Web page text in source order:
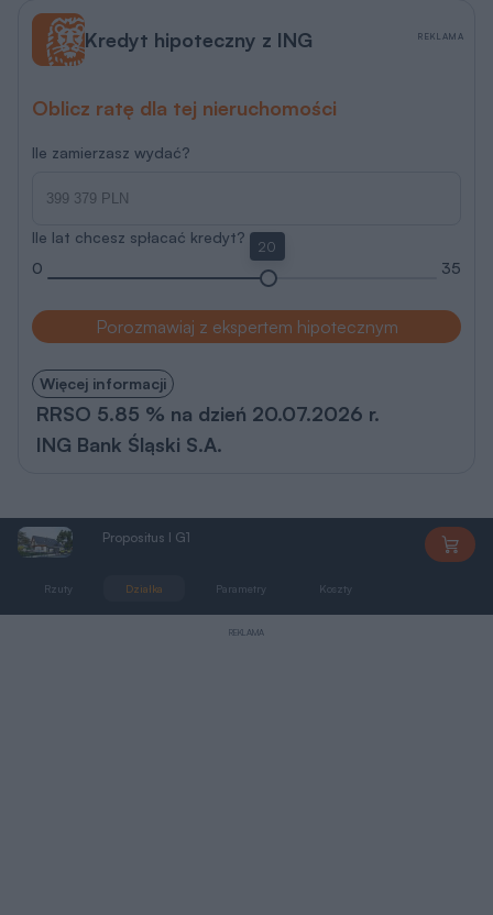
Kredyt hipoteczny z ING
Oblicz ratę dla tej nieruchomości
Ile zamierzasz wydać?
Ile lat chcesz spłacać kredyt?
0
20
35
Porozmawiaj z ekspertem hipotecznym
Więcej informacji
RRSO 5.85 % na dzień 20.07.2026 r.
ING Bank Śląski S.A.
REKLAMA
Propositus I G1
Rzuty Działka Parametry Koszty
REKLAMA